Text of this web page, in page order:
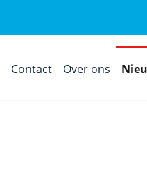
Contact Over ons